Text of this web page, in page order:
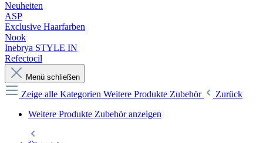
Neuheiten
ASP
Exclusive Haarfarben
Nook
Inebrya STYLE IN
Refectocil
Menü schließen
Zeige alle Kategorien Weitere Produkte Zubehör
Zurück
Weitere Produkte Zubehör anzeigen